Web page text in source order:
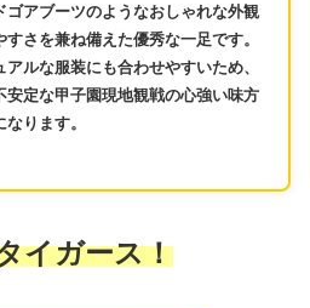
ゴアブーツのようなおしゃれな外観
さを兼ね備えた優秀な一足です。
ルな服装にも合わせやすいため、
安定な甲子園現地観戦の心強い味方
なります。
イガース！